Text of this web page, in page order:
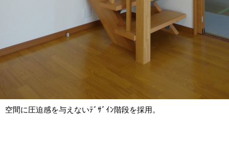
空間に圧迫感を与えないﾃﾞｻﾞｲﾝ階段を採用。